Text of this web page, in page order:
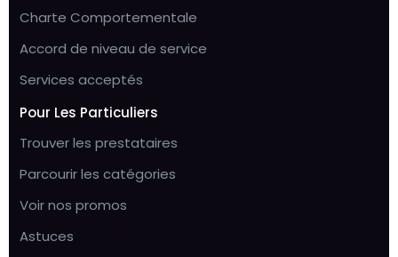
Charte Comportementale
Accord de niveau de service
Services acceptés
Pour Les Particuliers
Trouver les prestataires
Parcourir les catégories
Voir nos promos
Astuces